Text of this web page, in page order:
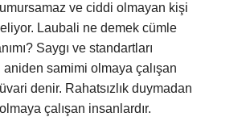
ve ciddi olmayan kişi
Laubali ne demek cümle
Saygı ve standartları
aniden samimi olmaya çalışan
denir. Rahatsızlık duymadan
çalışan insanlardır.